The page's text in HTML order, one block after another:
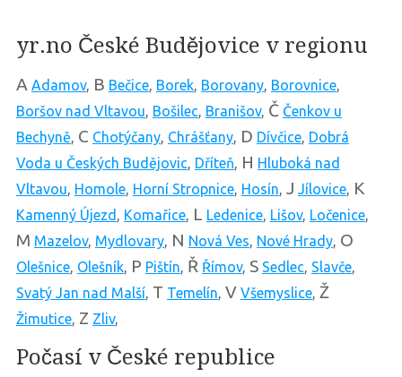
yr.no České Budějovice v regionu
A Adamov, B Bečice, Borek, Borovany, Borovnice,
Boršov nad Vltavou, Bošilec, Branišov, Č Čenkov u
Bechyně, C Chotýčany, Chrášťany, D Dívčice, Dobrá
Voda u Českých Budějovic, Dříteň, H Hluboká nad
Vltavou, Homole, Horní Stropnice, Hosín, J Jílovice, K
Kamenný Újezd , Komařice, L Ledenice, Lišov, Ločenice,
M Mazelov, Mydlovary, N Nová Ves, Nové Hrady, O
Olešnice, Olešník, P Pištín, Ř Římov, S Sedlec, Slavče,
Svatý Jan nad Malší, T Temelín, V Všemyslice, Ž
Žimutice, Z Zliv,
Počasí v České republice